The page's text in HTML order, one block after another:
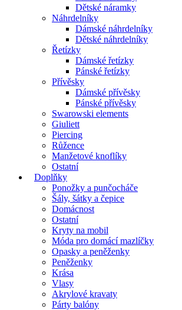
Dětské náramky
Náhrdelníky
Dámské náhrdelníky
Dětské náhrdelníky
Řetízky
Dámské řetízky
Pánské řetízky
Přívěsky
Dámské přívěsky
Pánské přívěsky
Swarowski elements
Giuliett
Piercing
Růžence
Manžetové knoflíky
Ostatní
Doplňky
Ponožky a punčocháče
Šály, šátky a čepice
Domácnost
Ostatní
Kryty na mobil
Móda pro domácí mazlíčky
Opasky a peněženky
Peněženky
Krása
Vlasy
Akrylové kravaty
Párty balóny